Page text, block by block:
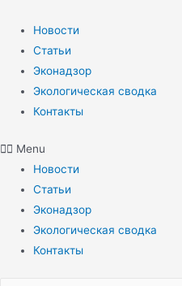
содержимому
Новости
Статьи
Эконадзор
Экологическая сводка
Контакты
Menu
Новости
Статьи
Эконадзор
Экологическая сводка
Контакты